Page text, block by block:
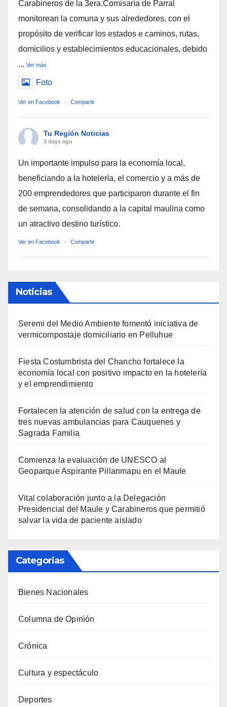
Carabineros de la 3era.Comisaría de Parral
monitorean la comuna y sus alrededores, con el
propósito de verificar los estados e caminos, rutas,
domicilios y establecimientos educacionales, debido
... Ver más
Foto
Ver en Facebook · Compartir
Tu Región Noticias
3 days ago
Un importante impulso para la economía local,
beneficiando a la hotelería, el comercio y a más de
200 emprendedores que participaron durante el fin
de semana, consolidando a la capital maulina como
un atractivo destino turístico.
Ver en Facebook · Compartir
Noticias
Seremi del Medio Ambiente fomentó iniciativa de
vermicompostaje domiciliario en Pelluhue
Fiesta Costumbrista del Chancho fortalece la
economía local con positivo impacto en la hotelería
y el emprendimiento
Fortalecen la atención de salud con la entrega de
tres nuevas ambulancias para Cauquenes y
Sagrada Familia
Comienza la evaluación de UNESCO al
Geoparque Aspirante Pillanmapu en el Maule
Vital colaboración junto a la Delegación
Presidencial del Maule y Carabineros que permitió
salvar la vida de paciente aislado
Categorias
Bienes Nacionales
Columna de Opinión
Crónica
Cultura y espectáculo
Deportes